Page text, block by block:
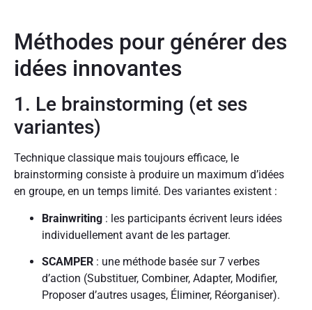
Méthodes pour générer des
idées innovantes
1. Le brainstorming (et ses
variantes)
Technique classique mais toujours efficace, le
brainstorming consiste à produire un maximum d’idées
en groupe, en un temps limité. Des variantes existent :
Brainwriting : les participants écrivent leurs idées
individuellement avant de les partager.
SCAMPER : une méthode basée sur 7 verbes
d’action (Substituer, Combiner, Adapter, Modifier,
Proposer d’autres usages, Éliminer, Réorganiser).